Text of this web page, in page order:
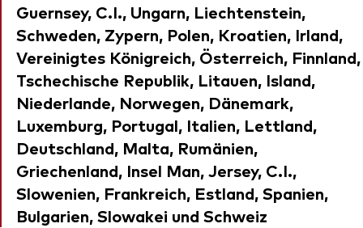
Guernsey, C.I., Ungarn, Liechtenstein,
Schweden, Zypern, Polen, Kroatien, Irland,
Vereinigtes Königreich, Österreich, Finnland,
Tschechische Republik, Litauen, Island,
Niederlande, Norwegen, Dänemark,
Luxemburg, Portugal, Italien, Lettland,
Deutschland, Malta, Rumänien,
Griechenland, Insel Man, Jersey, C.I.,
Slowenien, Frankreich, Estland, Spanien,
Bulgarien, Slowakei und Schweiz